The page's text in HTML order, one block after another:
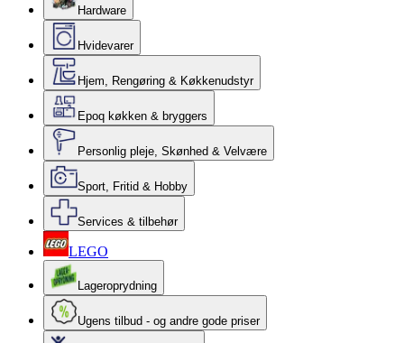
Hardware
Hvidevarer
Hjem, Rengøring & Køkkenudstyr
Epoq køkken & bryggers
Personlig pleje, Skønhed & Velvære
Sport, Fritid & Hobby
Services & tilbehør
LEGO
Lageroprydning
Ugens tilbud - og andre gode priser